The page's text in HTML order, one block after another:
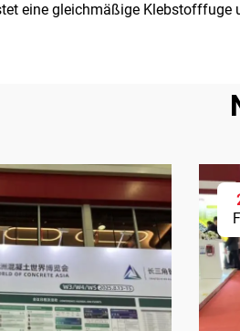
eine gleichmäßige Klebstofffuge